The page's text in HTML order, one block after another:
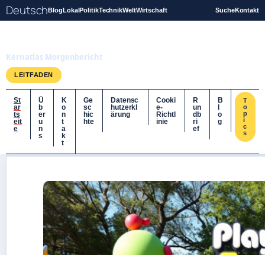
DeutschBlogLokalPolitikTechnikWeltWirtschaft SucheKontakt
Kernatlas Morgenbericht
LEITFADEN
St
ar
ts
eit
e
Ü
b
er
u
n
s
K
o
n
t
a
k
t
Ge
sc
hic
hte
Datensc
hutzerkl
ärung
Cooki
e-
Richtl
inie
R
un
db
ri
ef
B
o
g
T
o
p
i
c
s